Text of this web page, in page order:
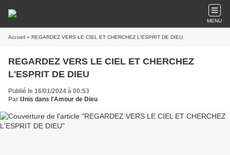
MENU
Accueil » REGARDEZ VERS LE CIEL ET CHERCHEZ L'ESPRIT DE DIEU
REGARDEZ VERS LE CIEL ET CHERCHEZ
L'ESPRIT DE DIEU
Publié le 16/01/2024 à 00:53
Par Unis dans l'Amour de Dieu